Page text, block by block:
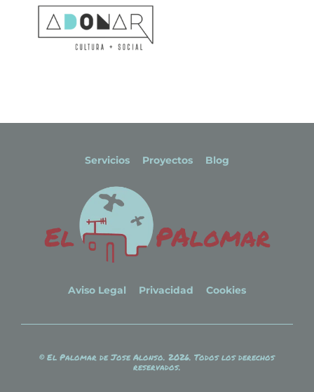
Servicios Proyectos Blog
Aviso Legal Privacidad Cookies
© El Palomar de Jose Alonso. 2026. Todos los derechos
reservados.